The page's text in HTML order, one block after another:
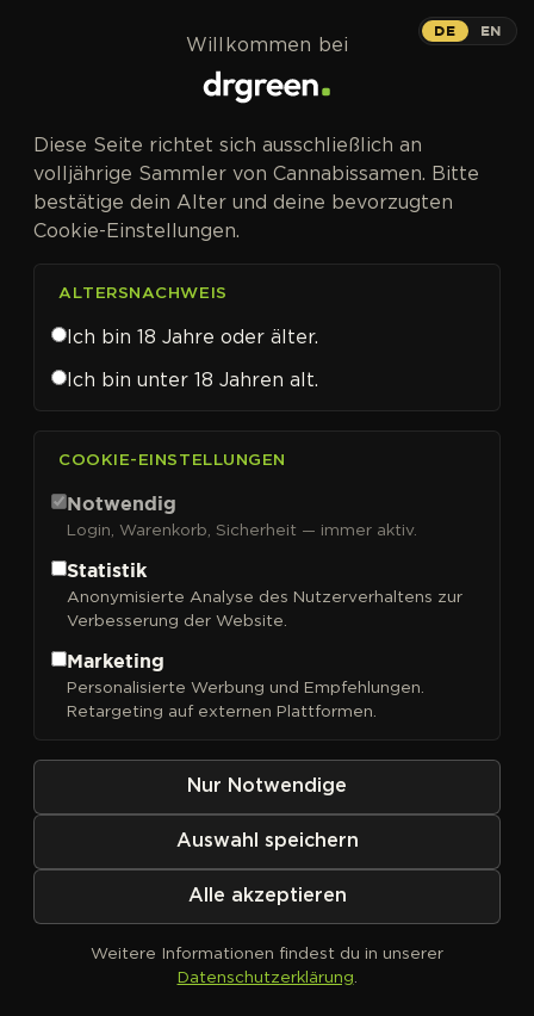
Melonade Runtz
Cannabissamen von Dutch
Passion kaufen
In Favoriten speichern
Allgemeine Geschäftsbedingungen
Versand: 3-4 Geschäftstage
Weitere Sorten von Dutch
AUTOFEM
DE EN
Willkommen bei
Diese Seite richtet sich ausschließlich an
volljährige Sammler von Cannabissamen. Bitte
bestätige dein Alter und deine bevorzugten
Cookie-Einstellungen.
ALTERSNACHWEIS
Ich bin 18 Jahre oder älter.
Ich bin unter 18 Jahren alt.
COOKIE-EINSTELLUNGEN
Notwendig
Login, Warenkorb, Sicherheit — immer aktiv.
Statistik
Anonymisierte Analyse des Nutzerverhaltens zur
Verbesserung der Website.
Marketing
Personalisierte Werbung und Empfehlungen.
Retargeting auf externen Plattformen.
Nur Notwendige
Auswahl speichern
Alle akzeptieren
Weitere Informationen findest du in unserer
Datenschutzerklärung